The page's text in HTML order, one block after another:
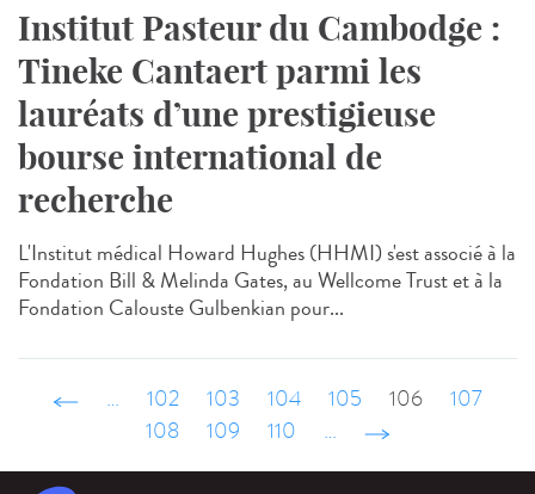
Institut Pasteur du Cambodge :
Tineke Cantaert parmi les
lauréats d’une prestigieuse
bourse international de
recherche
L'Institut médical Howard Hughes (HHMI) s'est associé à la
Fondation Bill & Melinda Gates, au Wellcome Trust et à la
Fondation Calouste Gulbenkian pour...
‹ précédent
… 102 103 104 105 106
107
108
109 110 … suivant ›